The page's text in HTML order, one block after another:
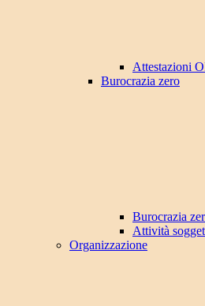
Attestazioni
Burocrazia zero
Burocrazia
Attività
Organizzazione